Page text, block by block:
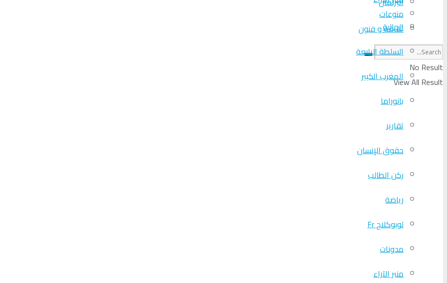
منوعات
ثقافة و فنون
No Result
View All Result
الجالية
السلطة الرابعة
المغرب الكبير
بانوراما
تقارير
حقوق الإنسان
ركن الطالب
رياضة
لوبوكلاج Fr
مدونات
منبر الآراء